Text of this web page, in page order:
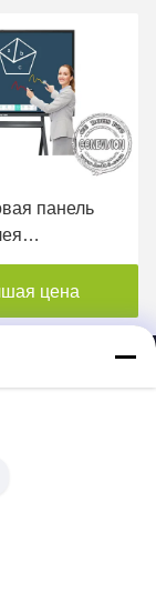
панель
доска
Handwriting
цена
CO.,